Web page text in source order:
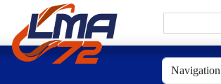
Panneau de gestion des cookies